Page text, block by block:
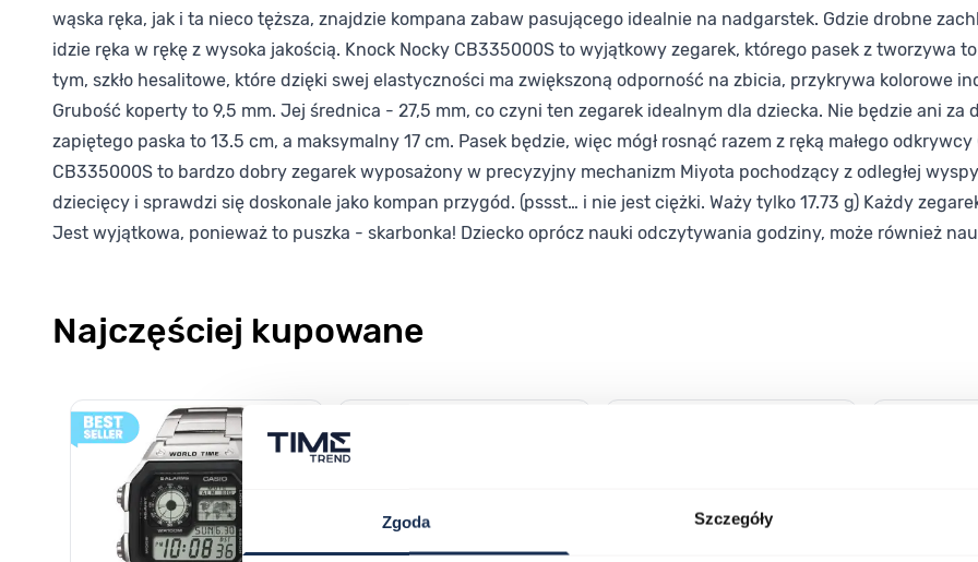
Zgoda Szczegóły
wąska ręka, jak i ta nieco tęższa, znajdzie kompana zabaw pasującego idealnie na nadgarstek. Gdzie drobne
idzie ręka w rękę z wysoka jakością. Knock Nocky CB335000S to wyjątkowy zegarek, którego pasek z tworzywa
tym, szkło hesalitowe, które dzięki swej elastyczności ma zwiększoną odporność na zbicia, przykrywa kolorowe
Grubość koperty to 9,5 mm. Jej średnica - 27,5 mm, co czyni ten zegarek idealnym dla dziecka. Nie będzie ani za
zapiętego paska to 13.5 cm, a maksymalny 17 cm. Pasek będzie, więc mógł rosnąć razem z ręką małego
CB335000S to bardzo dobry zegarek wyposażony w precyzyjny mechanizm Miyota pochodzący z odległej
dziecięcy i sprawdzi się doskonale jako kompan przygód. (pssst… i nie jest ciężki. Waży tylko 17.73 g) Każdy
Jest wyjątkowa, ponieważ to puszka - skarbonka! Dziecko oprócz nauki odczytywania godziny, może również
Najczęściej kupowane
Poruszanie się po elementach karuzeli jest możliwe za pomocą klawisza tabulacji. Możesz pominąć karuzelę lub przejść
Naciśnij, aby pominąć karuzelę
Naciśnij, aby przejść do nawigacji karuzeli